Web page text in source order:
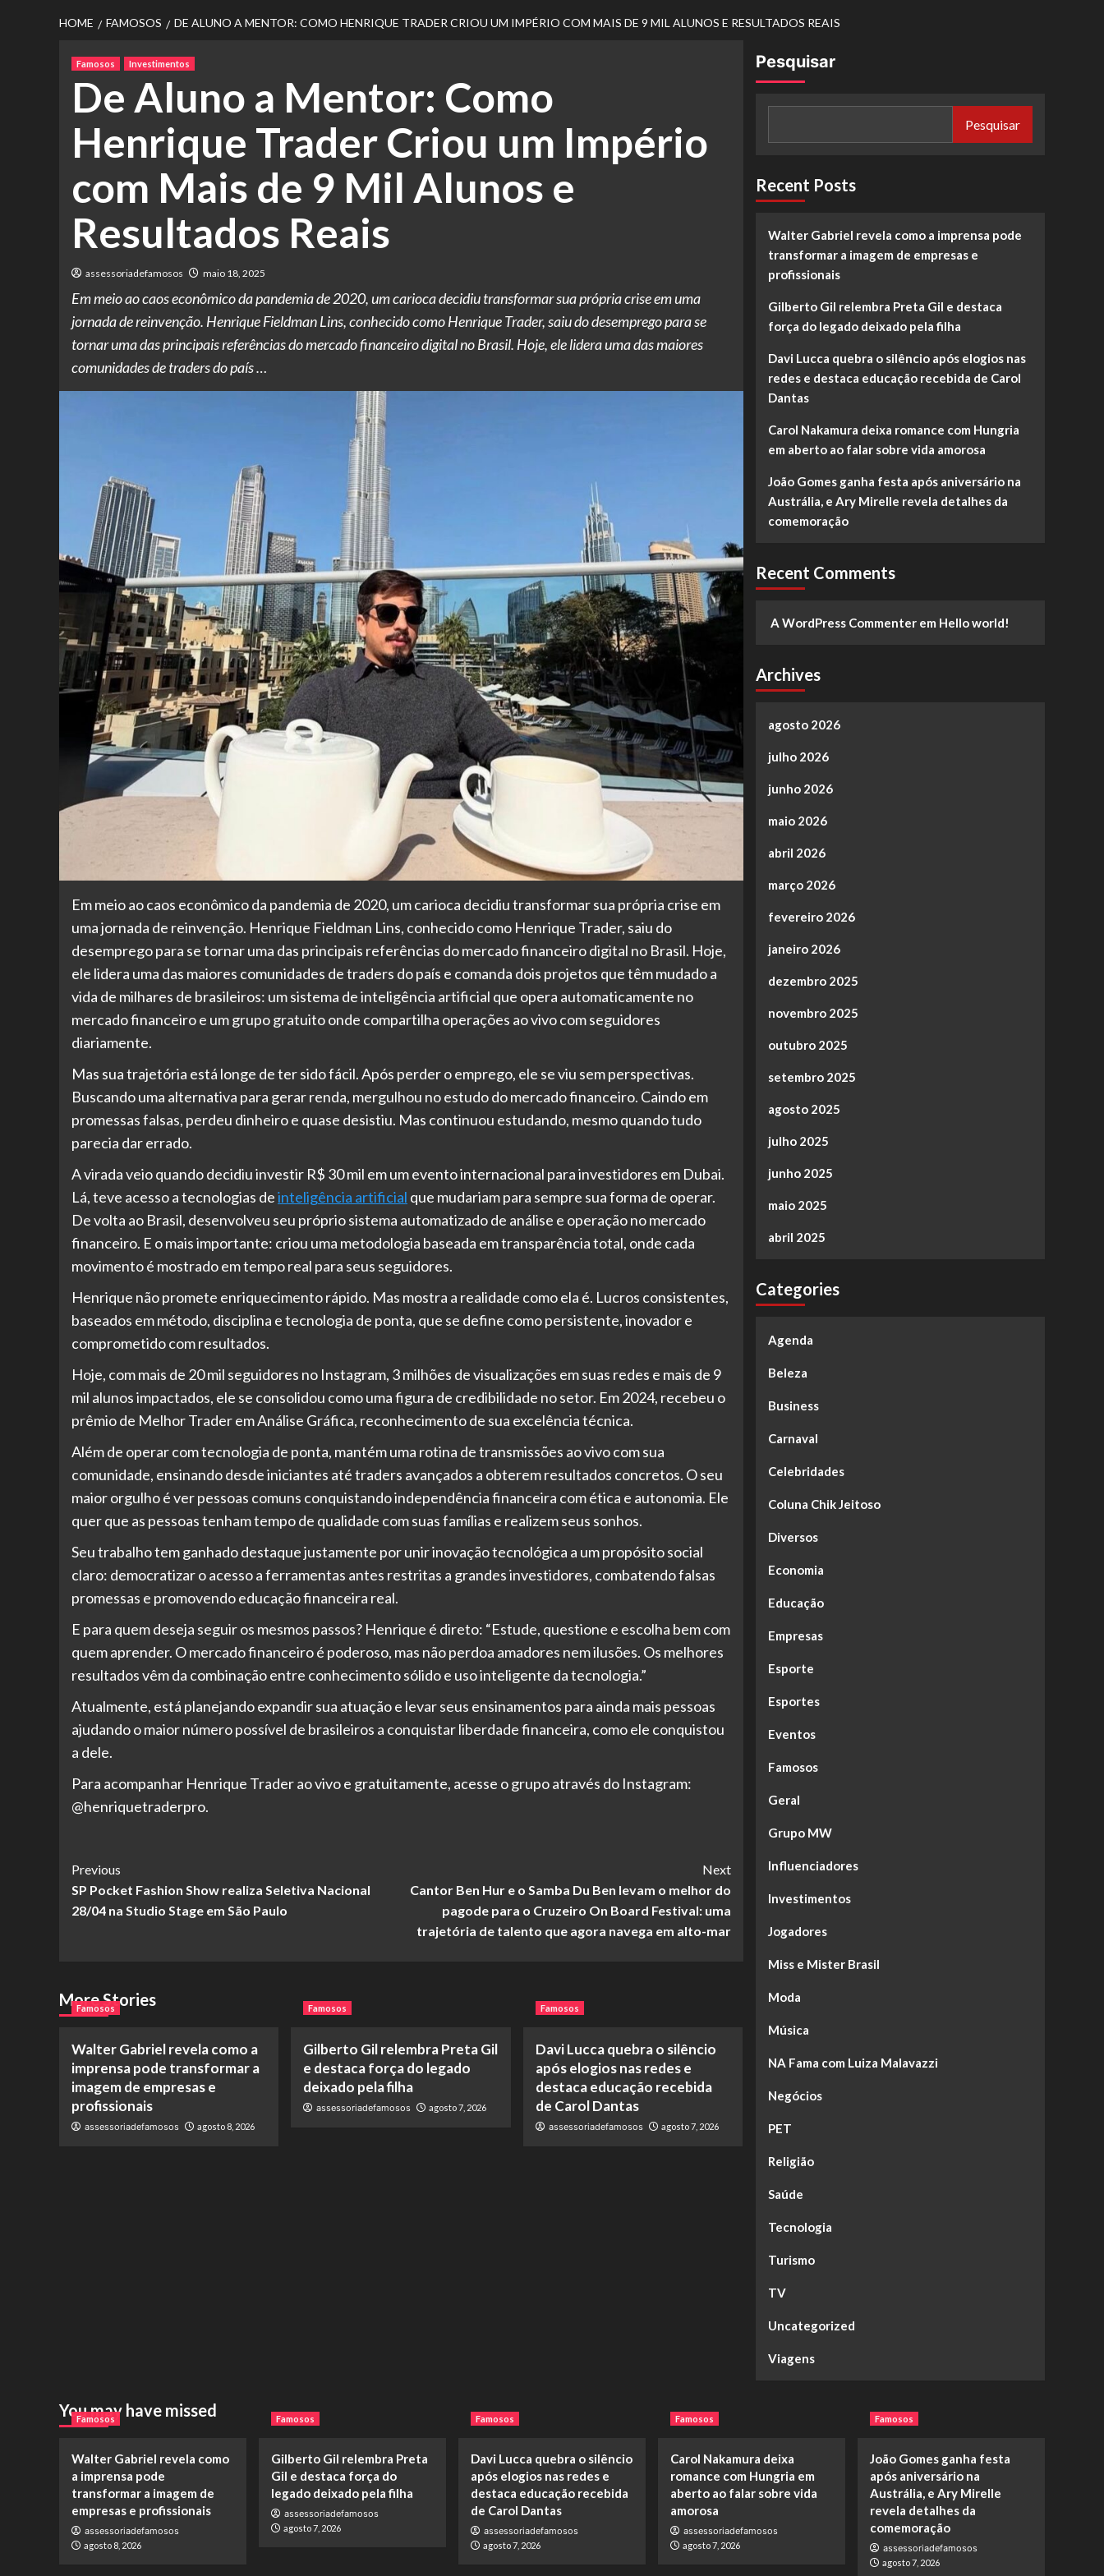
HOME FAMOSOS DE ALUNO A MENTOR: COMO HENRIQUE TRADER CRIOU UM IMPÉRIO COM MAIS DE 9 MIL ALUNOS E RESULTADOS REAIS
Famosos Investimentos
De Aluno a Mentor: Como
Henrique Trader Criou um Império
com Mais de 9 Mil Alunos e
Resultados Reais
assessoriadefamosos maio 18, 2025
Em meio ao caos econômico da pandemia de 2020, um carioca decidiu transformar sua própria crise em uma
jornada de reinvenção. Henrique Fieldman Lins, conhecido como Henrique Trader, saiu do desemprego para se
tornar uma das principais referências do mercado financeiro digital no Brasil. Hoje, ele lidera uma das maiores
comunidades de traders do país …
Em meio ao caos econômico da pandemia de 2020, um carioca decidiu transformar sua própria crise em
uma jornada de reinvenção. Henrique Fieldman Lins, conhecido como Henrique Trader, saiu do
desemprego para se tornar uma das principais referências do mercado financeiro digital no Brasil. Hoje,
ele lidera uma das maiores comunidades de traders do país e comanda dois projetos que têm mudado a
vida de milhares de brasileiros: um sistema de inteligência artificial que opera automaticamente no
mercado financeiro e um grupo gratuito onde compartilha operações ao vivo com seguidores
diariamente.
Mas sua trajetória está longe de ter sido fácil. Após perder o emprego, ele se viu sem perspectivas.
Buscando uma alternativa para gerar renda, mergulhou no estudo do mercado financeiro. Caindo em
promessas falsas, perdeu dinheiro e quase desistiu. Mas continuou estudando, mesmo quando tudo
parecia dar errado.
A virada veio quando decidiu investir R$ 30 mil em um evento internacional para investidores em Dubai.
Lá, teve acesso a tecnologias deinteligência artificial que mudariam para sempre sua forma de operar.
De volta ao Brasil, desenvolveu seu próprio sistema automatizado de análise e operação no mercado
financeiro. E o mais importante: criou uma metodologia baseada em transparência total, onde cada
movimento é mostrado em tempo real para seus seguidores.
Henrique não promete enriquecimento rápido. Mas mostra a realidade como ela é. Lucros consistentes,
baseados em método, disciplina e tecnologia de ponta, que se define como persistente, inovador e
comprometido com resultados.
Hoje, com mais de 20 mil seguidores no Instagram, 3 milhões de visualizações em suas redes e mais de 9
mil alunos impactados, ele se consolidou como uma figura de credibilidade no setor. Em 2024, recebeu o
prêmio de Melhor Trader em Análise Gráfica, reconhecimento de sua excelência técnica.
Além de operar com tecnologia de ponta, mantém uma rotina de transmissões ao vivo com sua
comunidade, ensinando desde iniciantes até traders avançados a obterem resultados concretos. O seu
maior orgulho é ver pessoas comuns conquistando independência financeira com ética e autonomia. Ele
quer que as pessoas tenham tempo de qualidade com suas famílias e realizem seus sonhos.
Seu trabalho tem ganhado destaque justamente por unir inovação tecnológica a um propósito social
claro: democratizar o acesso a ferramentas antes restritas a grandes investidores, combatendo falsas
promessas e promovendo educação financeira real.
E para quem deseja seguir os mesmos passos? Henrique é direto: “Estude, questione e escolha bem com
quem aprender. O mercado financeiro é poderoso, mas não perdoa amadores nem ilusões. Os melhores
resultados vêm da combinação entre conhecimento sólido e uso inteligente da tecnologia.”
Atualmente, está planejando expandir sua atuação e levar seus ensinamentos para ainda mais pessoas
ajudando o maior número possível de brasileiros a conquistar liberdade financeira, como ele conquistou
a dele.
Para acompanhar Henrique Trader ao vivo e gratuitamente, acesse o grupo através do Instagram:
@henriquetraderpro.
Post
Navigation
Previous
SP Pocket Fashion Show realiza Seletiva Nacional
28/04 na Studio Stage em São Paulo
Next
Cantor Ben Hur e o Samba Du Ben levam o melhor do
pagode para o Cruzeiro On Board Festival: uma
trajetória de talento que agora navega em alto-mar
More Stories
Famosos
Walter Gabriel revela como a
imprensa pode transformar a
imagem de empresas e
profissionais
assessoriadefamosos agosto 8, 2026
Famosos
Gilberto Gil relembra Preta Gil
e destaca força do legado
deixado pela filha
assessoriadefamosos agosto 7, 2026
Famosos
Davi Lucca quebra o silêncio
após elogios nas redes e
destaca educação recebida
de Carol Dantas
assessoriadefamosos agosto 7, 2026
Pesquisar
Pesquisar
Recent Posts
Walter Gabriel revela como a imprensa pode
transformar a imagem de empresas e
profissionais
Gilberto Gil relembra Preta Gil e destaca
força do legado deixado pela filha
Davi Lucca quebra o silêncio após elogios nas
redes e destaca educação recebida de Carol
Dantas
Carol Nakamura deixa romance com Hungria
em aberto ao falar sobre vida amorosa
João Gomes ganha festa após aniversário na
Austrália, e Ary Mirelle revela detalhes da
comemoração
Recent Comments
A WordPress Commenterem Hello world!
Archives
agosto 2026
julho 2026
junho 2026
maio 2026
abril 2026
março 2026
fevereiro 2026
janeiro 2026
dezembro 2025
novembro 2025
outubro 2025
setembro 2025
agosto 2025
julho 2025
junho 2025
maio 2025
abril 2025
Categories
Agenda
Beleza
Business
Carnaval
Celebridades
Coluna Chik Jeitoso
Diversos
Economia
Educação
Empresas
Esporte
Esportes
Eventos
Famosos
Geral
Grupo MW
Influenciadores
Investimentos
Jogadores
Miss e Mister Brasil
Moda
Música
NA Fama com Luiza Malavazzi
Negócios
PET
Religião
Saúde
Tecnologia
Turismo
TV
Uncategorized
Viagens
You may have missed
Famosos
Walter Gabriel revela como
a imprensa pode
transformar a imagem de
empresas e profissionais
assessoriadefamosos
agosto 8, 2026
Famosos
Gilberto Gil relembra Preta
Gil e destaca força do
legado deixado pela filha
assessoriadefamosos
agosto 7, 2026
Famosos
Davi Lucca quebra o silêncio
após elogios nas redes e
destaca educação recebida
de Carol Dantas
assessoriadefamosos
agosto 7, 2026
Famosos
Carol Nakamura deixa
romance com Hungria em
aberto ao falar sobre vida
amorosa
assessoriadefamosos
agosto 7, 2026
Famosos
João Gomes ganha festa
após aniversário na
Austrália, e Ary Mirelle
revela detalhes da
comemoração
assessoriadefamosos
agosto 7, 2026